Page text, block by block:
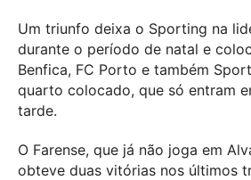
Um triunfo deixa o Sporting na
durante o período de natal e
Benfica, FC Porto e também
quarto colocado, que só entram
tarde.
O Farense, que já não joga em
obteve duas vitórias nos últimos